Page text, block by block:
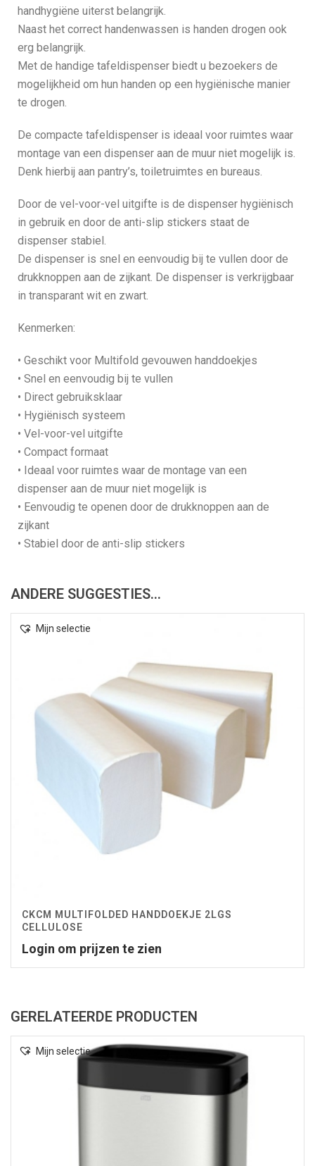
handhygiëne uiterst belangrijk.
Naast het correct handenwassen is handen drogen ook
erg belangrijk.
Met de handige tafeldispenser biedt u bezoekers de
mogelijkheid om hun handen op een hygiënische manier
te drogen.
De compacte tafeldispenser is ideaal voor ruimtes waar
montage van een dispenser aan de muur niet mogelijk is.
Denk hierbij aan pantry’s, toiletruimtes en bureaus.
Door de vel-voor-vel uitgifte is de dispenser hygiënisch
in gebruik en door de anti-slip stickers staat de
dispenser stabiel.
De dispenser is snel en eenvoudig bij te vullen door de
drukknoppen aan de zijkant. De dispenser is verkrijgbaar
in transparant wit en zwart.
Kenmerken:
• Geschikt voor Multifold gevouwen handdoekjes
• Snel en eenvoudig bij te vullen
• Direct gebruiksklaar
• Hygiënisch systeem
• Vel-voor-vel uitgifte
• Compact formaat
• Ideaal voor ruimtes waar de montage van een
dispenser aan de muur niet mogelijk is
• Eenvoudig te openen door de drukknoppen aan de
zijkant
• Stabiel door de anti-slip stickers
ANDERE SUGGESTIES…
Mijn selectie
CKCM MULTIFOLDED HANDDOEKJE 2LGS
CELLULOSE
Login om prijzen te zien
GERELATEERDE PRODUCTEN
Mijn selectie